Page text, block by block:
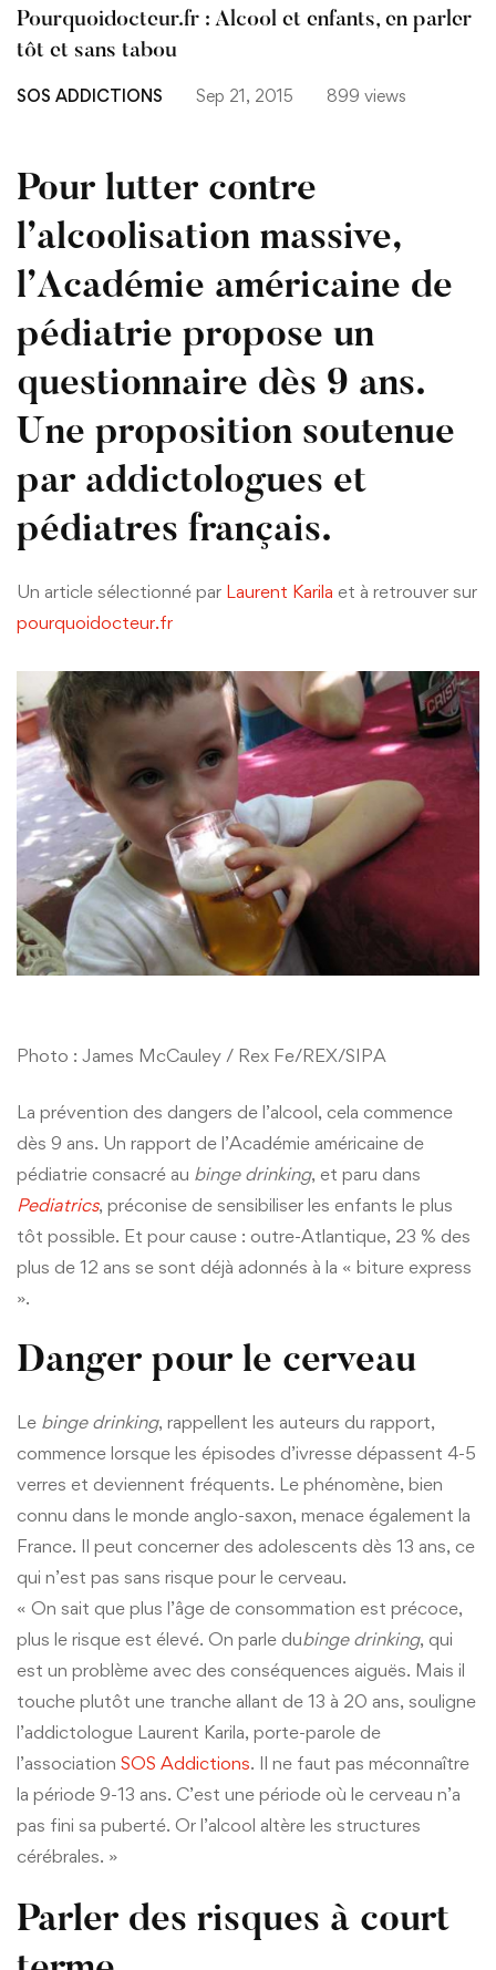
Pourquoidocteur.fr : Alcool et enfants, en parler
tôt et sans tabou
SOS ADDICTIONS Sep 21, 2015 899 views
Pour lutter contre
l’alcoolisation massive,
l’Académie américaine de
pédiatrie propose un
questionnaire dès 9 ans.
Une proposition soutenue
par addictologues et
pédiatres français.
Un article sélectionné par Laurent Karila et à retrouver sur
pourquoidocteur.fr
Photo : James McCauley / Rex Fe/REX/SIPA
La prévention des dangers de l’alcool, cela commence
dès 9 ans. Un rapport de l’Académie américaine de
pédiatrie consacré au binge drinking, et paru dans
Pediatrics, préconise de sensibiliser les enfants le plus
tôt possible. Et pour cause : outre-Atlantique, 23 % des
plus de 12 ans se sont déjà adonnés à la « biture express
».
Danger pour le cerveau
Le binge drinking, rappellent les auteurs du rapport,
commence lorsque les épisodes d’ivresse dépassent 4-5
verres et deviennent fréquents. Le phénomène, bien
connu dans le monde anglo-saxon, menace également la
France. Il peut concerner des adolescents dès 13 ans, ce
qui n’est pas sans risque pour le cerveau.
« On sait que plus l’âge de consommation est précoce,
plus le risque est élevé. On parle dubinge drinking, qui
est un problème avec des conséquences aiguës. Mais il
touche plutôt une tranche allant de 13 à 20 ans, souligne
l’addictologue Laurent Karila, porte-parole de
l’association SOS Addictions. Il ne faut pas méconnaître
la période 9-13 ans. C’est une période où le cerveau n’a
pas fini sa puberté. Or l’alcool altère les structures
cérébrales. »
Parler des risques à court